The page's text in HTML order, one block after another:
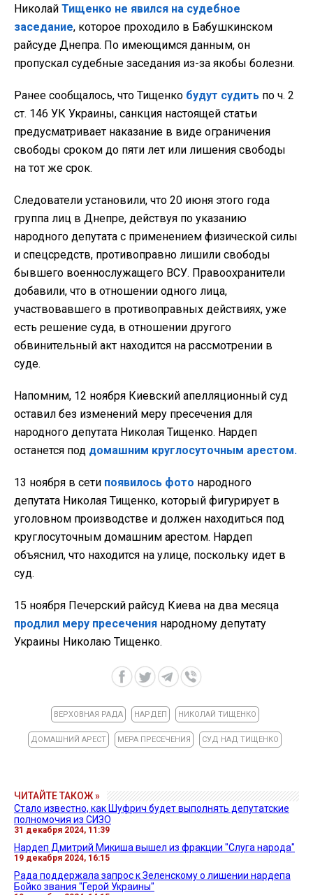
Николай Тищенко не явился на судебное
заседание, которое проходило в Бабушкинском
райсуде Днепра. По имеющимся данным, он
пропускал судебные заседания из-за якобы болезни.
Ранее сообщалось, что Тищенко будут судить по ч. 2
ст. 146 УК Украины, санкция настоящей статьи
предусматривает наказание в виде ограничения
свободы сроком до пяти лет или лишения свободы
на тот же срок.
Следователи установили, что 20 июня этого года
группа лиц в Днепре, действуя по указанию
народного депутата с применением физической силы
и спецсредств, противоправно лишили свободы
бывшего военнослужащего ВСУ. Правоохранители
добавили, что в отношении одного лица,
участвовавшего в противоправных действиях, уже
есть решение суда, в отношении другого
обвинительный акт находится на рассмотрении в
суде.
Напомним, 12 ноября Киевский апелляционный суд
оставил без изменений меру пресечения для
народного депутата Николая Тищенко. Нардеп
останется под домашним круглосуточным арестом.
13 ноября в сети появилось фото народного
депутата Николая Тищенко, который фигурирует в
уголовном производстве и должен находиться под
круглосуточным домашним арестом. Нардеп
объяснил, что находится на улице, поскольку идет в
суд.
15 ноября Печерский райсуд Киева на два месяца
продлил меру пресечения народному депутату
Украины Николаю Тищенко.
ВЕРХОВНАЯ РАДА НАРДЕП НИКОЛАЙ ТИЩЕНКО
ДОМАШНИЙ АРЕСТ МЕРА ПРЕСЕЧЕНИЯ СУД НАД ТИЩЕНКО
ЧИТАЙТЕ ТАКОЖ »
Стало известно, как Шуфрич будет выполнять депутатские
полномочия из СИЗО
31 декабря 2024, 11:39
Нардеп Дмитрий Микиша вышел из фракции "Слуга народа"
19 декабря 2024, 16:15
Рада поддержала запрос к Зеленскому о лишении нардепа
Бойко звания "Герой Украины"